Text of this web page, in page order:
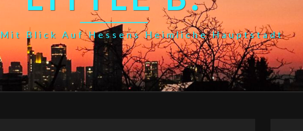
Blick Auf Hessens Heimliche Hauptstadt